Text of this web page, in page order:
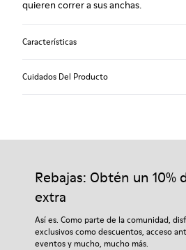
quieren correr a sus anchas.
Características
Forro: 100 % Piel porcina.
Cuidados Del Producto
Nuestros zapatos se han fabricado
garantizará que duren más tiempo.
Si deseas obtener información
tu par, visita nuestraGuía para el
Rebajas: Obtén un 10%
extra
Así es. Como parte de la comunidad,
exclusivos como descuentos, acceso
eventos y mucho, mucho más.